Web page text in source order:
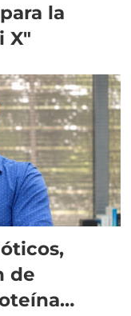
la
X"
de